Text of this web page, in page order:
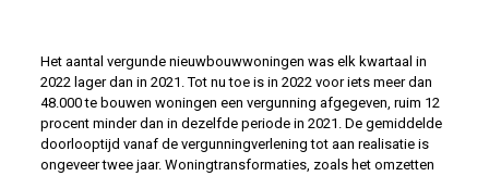
Het aantal vergunde nieuwbouwwoningen was elk kwartaal in
2022 lager dan in 2021. Tot nu toe is in 2022 voor iets meer dan
48.000 te bouwen woningen een vergunning afgegeven, ruim 12
procent minder dan in dezelfde periode in 2021. De gemiddelde
doorlooptijd vanaf de vergunningverlening tot aan realisatie is
ongeveer twee jaar. Woningtransformaties, zoals het omzetten